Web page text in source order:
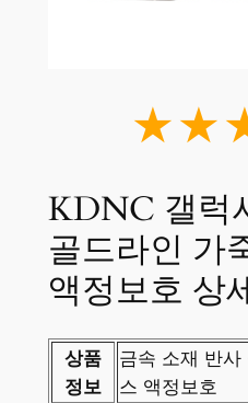
KDNC 갤럭
골드라인 가
액정보호 상
상품
정보
금속 소재 반사
스 액정보호